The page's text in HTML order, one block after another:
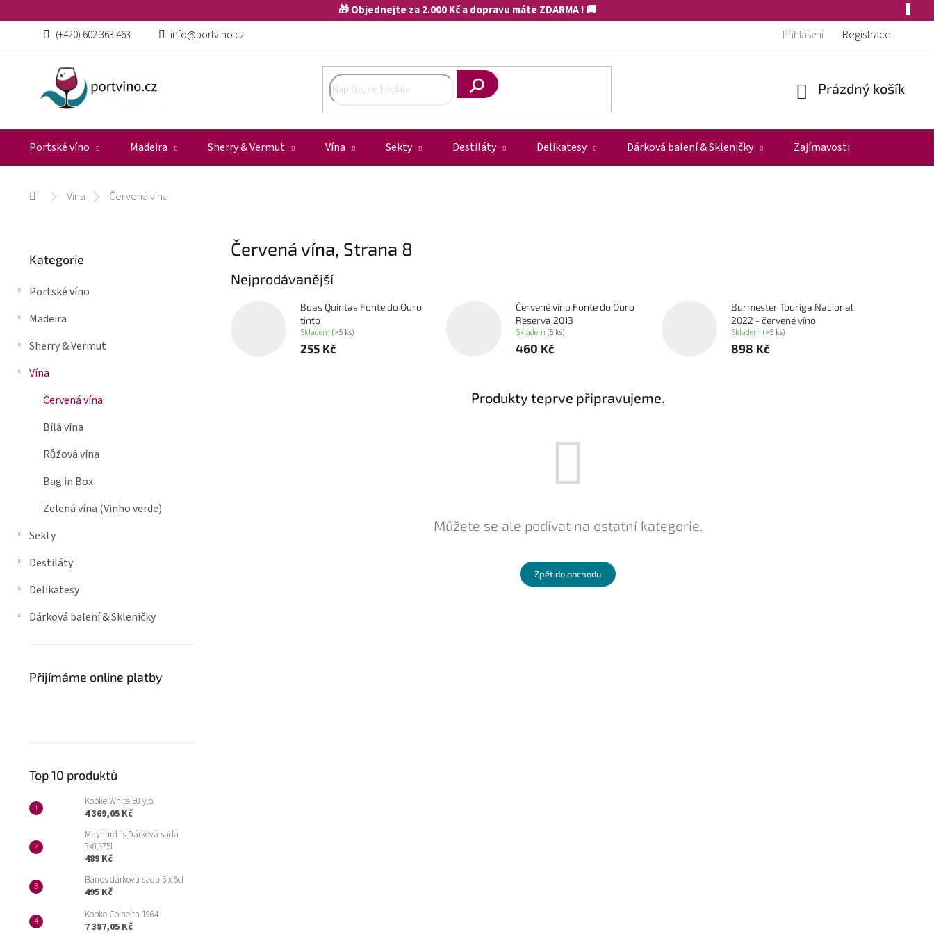
na
🎁 Objednejte za 2.000 Kč a dopravu máte ZDARMA ! 🚚
(+420) 602 363 463
info@portvino.cz Přihlášení Registrace
Hledat
Nákupní
Prázdný košík
Portské víno Madeira Sherry & Vermut Vína Sekty Destiláty Delikatesy Dárková balení & Skleničky Zajímavosti
DomůVína Červená vína
s
r
a
n
n
p
kategorie
Kategorie
Portské víno
Madeira
Sherry & Vermut
Vína
Červená vína
Bílá vína
Růžová vína
Bag in Box
Zelená vína (Vinho verde)
Sekty
Destiláty
Delikatesy
Dárková balení & Skleničky
Přijímáme online platby
Top 10 produktů
Kopke White 50 y.o.
4 369,05 Kč
Maynard´s Dárková sada
3x0,375l
489 Kč
Barros dárková sada 5 x 5cl
495 Kč
Kopke Colheita 1964
7 387,05 Kč
Červená vína, Strana 8
Nejprodávanější
Boas Quintas Fonte do Ouro
tinto
Skladem (>5 ks)
255 Kč
Červené víno Fonte do Ouro
Reserva 2013
Skladem (5 ks)
460 Kč
Burmester Touriga Nacional
2022 - červené víno
Skladem (>5 ks)
898 Kč
Produkty teprve připravujeme.
Můžete se ale podívat na ostatní kategorie.
Zpět do obchodu